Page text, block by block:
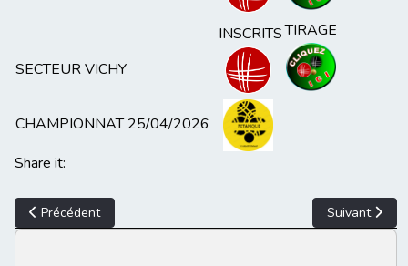
SECTEUR VICHY
INSCRITSTIRAGE
CHAMPIONNAT 25/04/2026
Share it:
Article précédent : Résultats CDC Provençal
Précédent Article
Suivant